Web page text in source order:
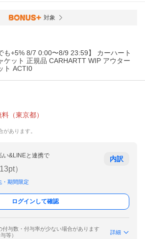
対象
も+5% 8/7 0:00〜8/9 23:59】 カーハート
ケット 正規品 CARHARTT WIP アウター
ト ACTI0
料 （東京都）
あります。
い&LINEと連携で
pt）
・期間限定
内訳
ログインして確認
付与数・付与率が少ない場合があります
等）
詳細